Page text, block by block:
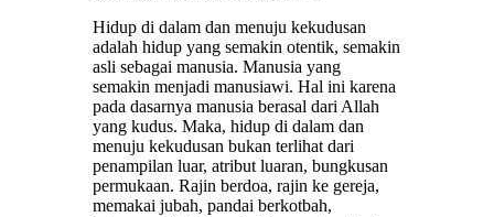
Hidup di dalam dan menuju kekudusan
adalah hidup yang semakin otentik, semakin
asli sebagai manusia. Manusia yang
semakin menjadi manusiawi. Hal ini karena
pada dasarnya manusia berasal dari Allah
yang kudus. Maka, hidup di dalam dan
menuju kekudusan bukan terlihat dari
penampilan luar, atribut luaran, bungkusan
permukaan. Rajin berdoa, rajin ke gereja,
memakai jubah, pandai berkotbah,